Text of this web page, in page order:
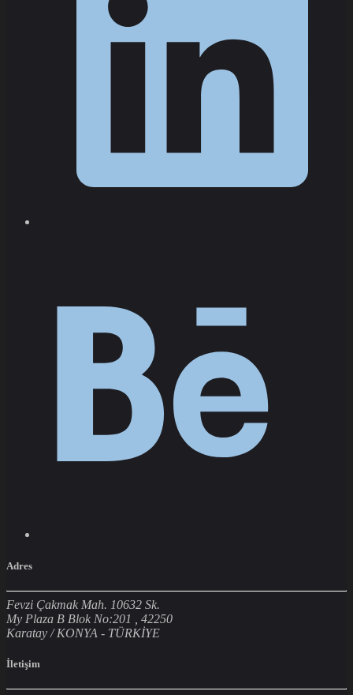
Adres
Fevzi Çakmak Mah. 10632 Sk.
My Plaza B Blok No:201 , 42250
Karatay / KONYA - TÜRKİYE
İletişim